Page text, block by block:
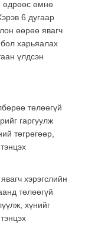
өдрөөс өмнө
6 дугаар
өөрөө явагч
харьяалах
үлдсэн
төлөөгүй
гаргуулж
төгрөгөөр,
хэрэгслийн
төлөөгүй
хүнийг